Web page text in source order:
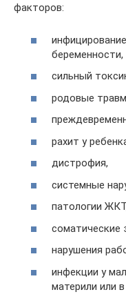
факторов:
беременности,
сильный
родовые
рахит у
дистрофия,
системные
патологии
соматические
нарушения
инфекции у
материли или